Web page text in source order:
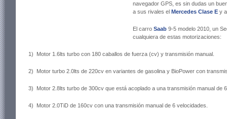
navegador GPS, es sin dudas un
a sus rivales el Mercedes Clase E y
El carro Saab 9-5 modelo 2010, un
cualquiera de estas motorizaciones:
1) Motor 1.6lts turbo con 180 caballos de fuerza (cv) y transmisión manual.
2) Motor turbo 2.0lts de 220cv en variantes de gasolina y BioPower con
3) Motor 2.8lts turbo de 300cv que está acoplado a una transmisión manual de
4) Motor 2.0TiD de 160cv con una transmisión manual de 6 velocidades.